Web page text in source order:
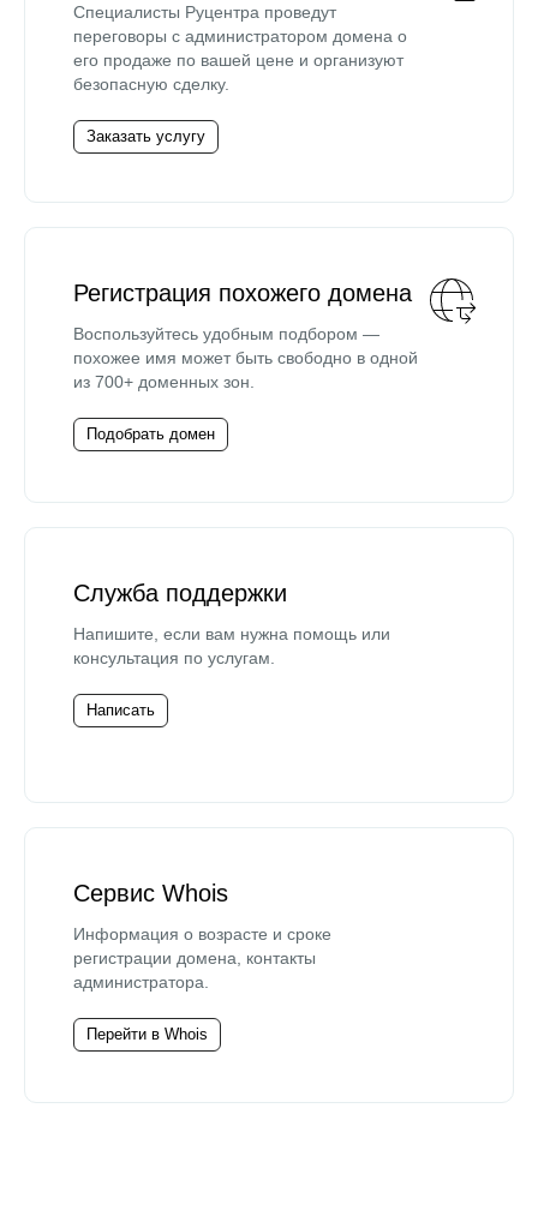
Специалисты Руцентра проведут
переговоры с администратором домена о
его продаже по вашей цене и организуют
безопасную сделку.
Заказать услугу
Регистрация похожего домена
Воспользуйтесь удобным подбором —
похожее имя может быть свободно в одной
из 700+ доменных зон.
Подобрать домен
Служба поддержки
Напишите, если вам нужна помощь или
консультация по услугам.
Написать
Сервис Whois
Информация о возрасте и сроке
регистрации домена, контакты
администратора.
Перейти в Whois